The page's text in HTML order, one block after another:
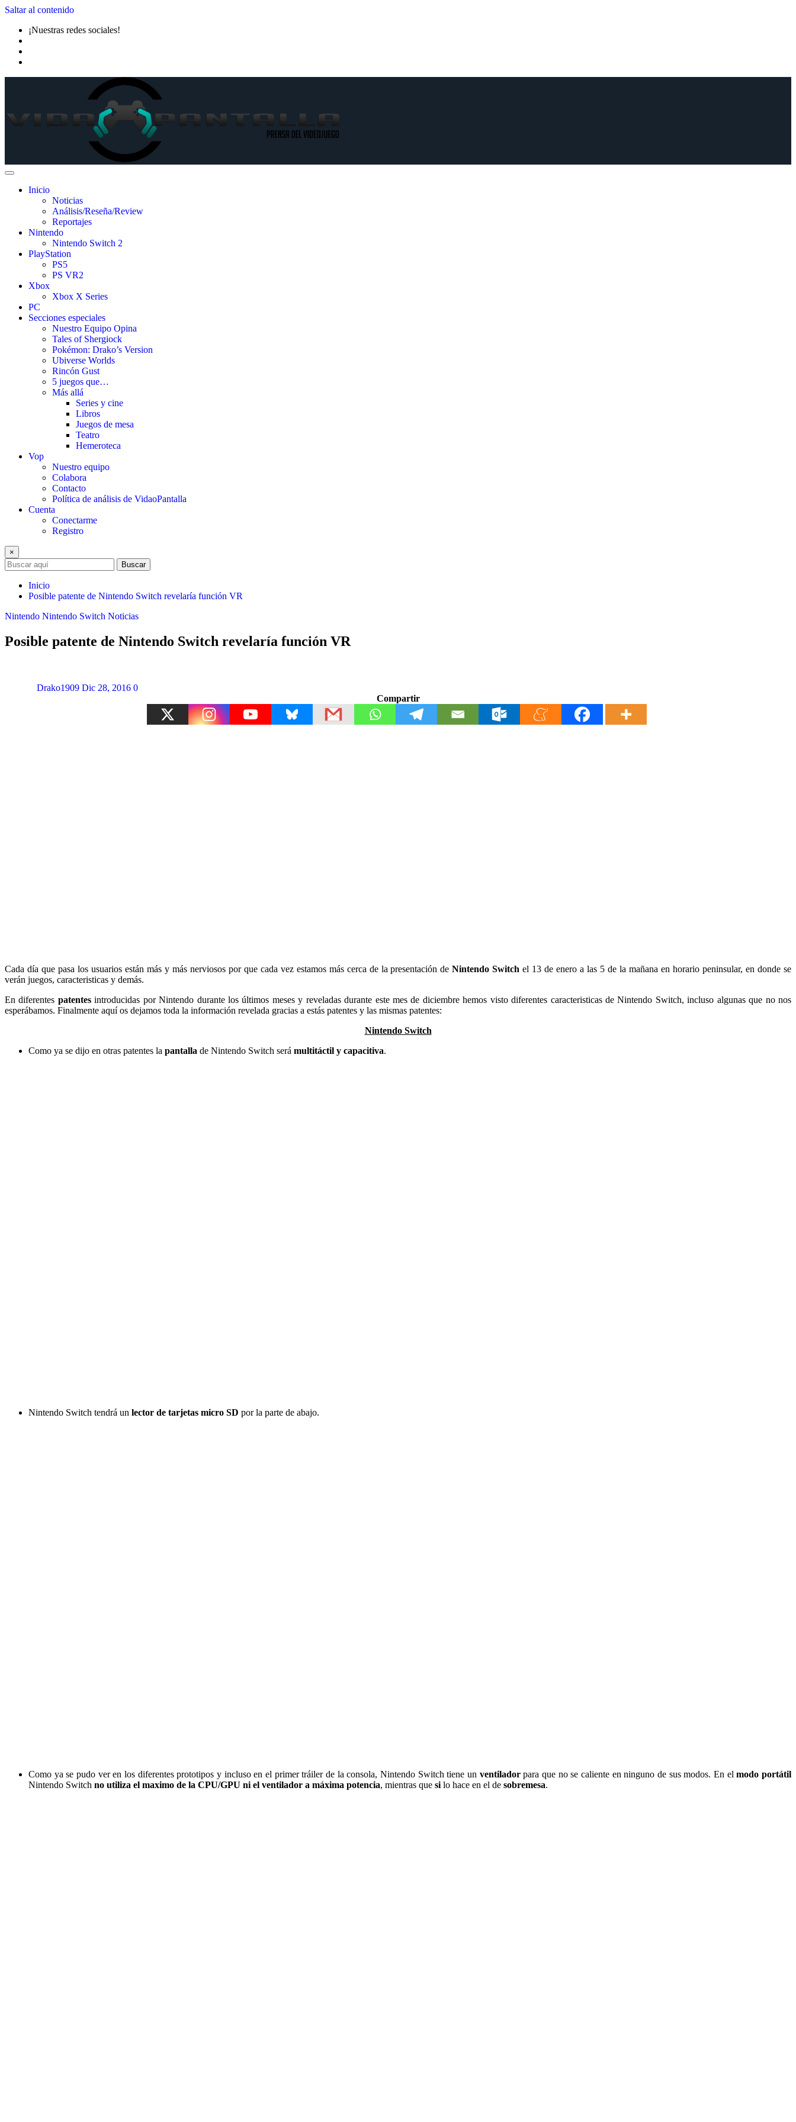
Saltar al contenido
¡Nuestras redes sociales!
Inicio
Noticias
Análisis/Reseña/Review
Reportajes
Nintendo
Nintendo Switch 2
PlayStation
PS5
PS VR2
Xbox
Xbox X Series
PC
Secciones especiales
Nuestro Equipo Opina
Tales of Shergiock
Pokémon: Drako’s Version
Ubiverse Worlds
Rincón Gust
5 juegos que…
Más allá
Series y cine
Libros
Juegos de mesa
Teatro
Hemeroteca
Vop
Nuestro equipo
Colabora
Contacto
Política de análisis de VidaoPantalla
Cuenta
Conectarme
Registro
×
Buscar
Inicio
Posible patente de Nintendo Switch revelaría función VR
Nintendo Nintendo Switch Noticias
Posible patente de Nintendo Switch revelaría función VR
Drako1909 Dic 28, 2016 0
Compartir
Cada día que pasa los usuarios están más y más nerviosos por que cada vez estamos más cerca de la presentación deNintendo Switch el 13 de enero a las 5 de la mañana en horario peninsular, en donde se
verán juegos, caracteristicas y demás.
En diferentes patentesintroducidas por Nintendo durante los últimos meses y reveladas durante este mes de diciembre hemos visto diferentes caracteristicas de Nintendo Switch, incluso algunas que no nos
esperábamos. Finalmente aquí os dejamos toda la información revelada gracias a estás patentes y las mismas patentes:
Nintendo Switch
Como ya se dijo en otras patentes la pantalla de Nintendo Switch será multitáctil y capacitiva.
Nintendo Switch tendrá un lector de tarjetas micro SD por la parte de abajo.
Como ya se pudo ver en los diferentes prototipos y incluso en el primer tráiler de la consola, Nintendo Switch tiene un ventiladorpara que no se caliente en ninguno de sus modos. En elmodo portátil
Nintendo Switch no utiliza el maximo de la CPU/GPU ni el ventilador a máxima potencia, mientras que si lo hace en el de sobremesa.